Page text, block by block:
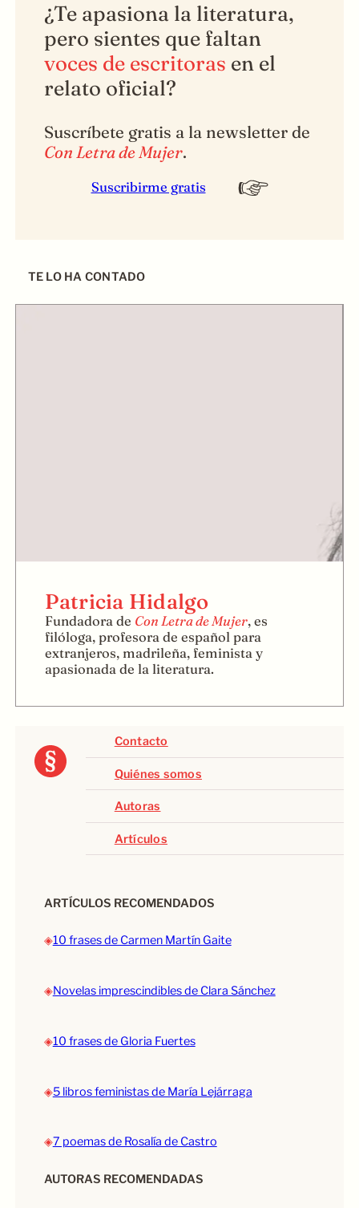
¿Te apasiona la literatura,
pero sientes que faltan
voces de escritoras en el
relato oficial?
Suscríbete gratis a la newsletter de
Con Letra de Mujer.
Suscribirme gratis
TE LO HA CONTADO
Patricia Hidalgo
Fundadora de Con Letra de Mujer, es
filóloga, profesora de español para
extranjeros, madrileña, feminista y
apasionada de la literatura.
Contacto
Quiénes somos
Autoras
Artículos
ARTÍCULOS RECOMENDADOS
◈10 frases de Carmen Martín Gaite
◈Novelas imprescindibles de Clara Sánchez
◈10 frases de Gloria Fuertes
◈5 libros feministas de María Lejárraga
◈7 poemas de Rosalía de Castro
AUTORAS RECOMENDADAS